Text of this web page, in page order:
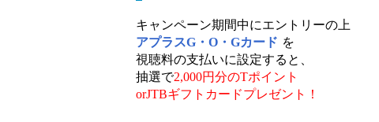
キャンペーン期間中にエントリーの上
アプラスG・O・Gカード を
視聴料の支払いに設定すると、
抽選で2,000円分のTポイント
orJTBギフトカードプレゼント！